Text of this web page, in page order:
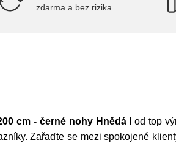
zdarma a bez rizika
cm - černé nohy Hnědá I od top
Zařaďte se mezi spokojené